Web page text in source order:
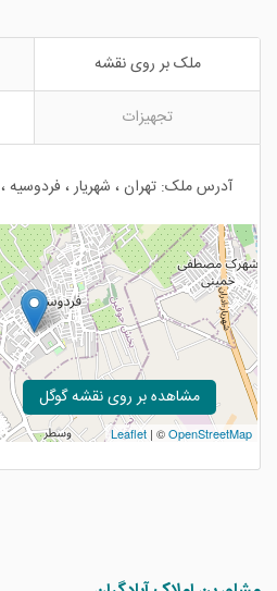
ملک بر روی نقشه
تجهیزات
آدرس ملک: تهران ، شهریار ، فردوسیه ،
Leaflet | ©OpenStreetMap
مشاهده بر روی نقشه گوگل